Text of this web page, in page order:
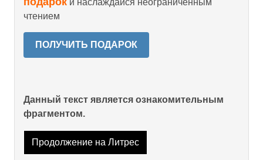
и наслаждайся неограниченным
чтением
ПОЛУЧИТЬ ПОДАРОК
Данный текст является ознакомительным
фрагментом.
Продолжение на Литрес